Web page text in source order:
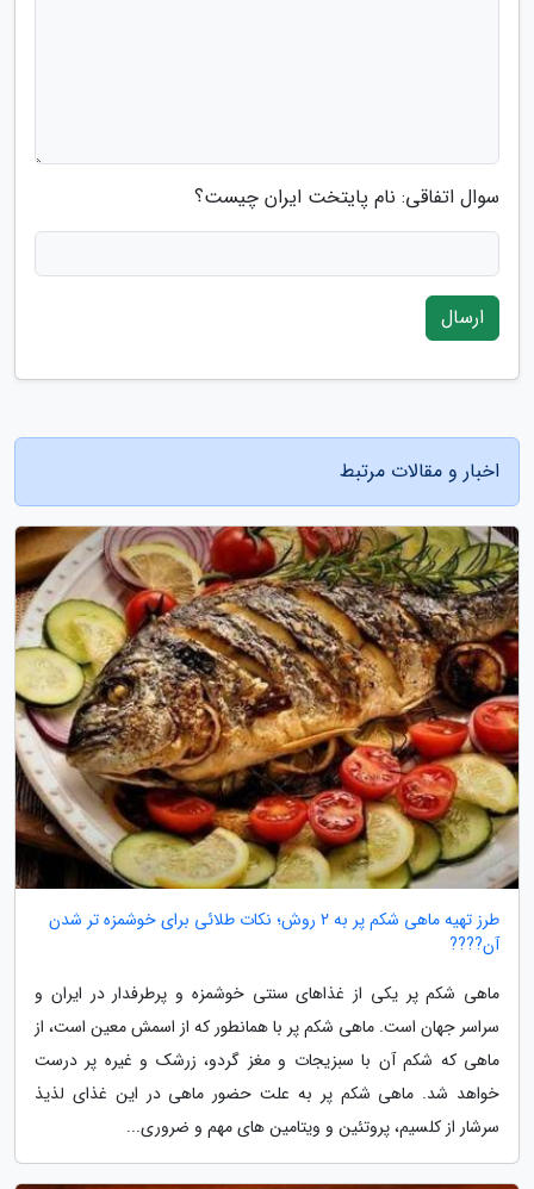
سوال اتفاقی: نام پایتخت ایران چیست؟
ارسال
اخبار و مقالات مرتبط
طرز تهیه ماهی شکم پر به 2 روش؛ نکات طلائی برای خوشمزه تر شدن
آن????
ماهی شکم پر یکی از غذاهای سنتی خوشمزه و پرطرفدار در ایران و
سراسر جهان است. ماهی شکم پر با همانطور که از اسمش معین است، از
ماهی که شکم آن با سبزیجات و مغز گردو، زرشک و غیره پر درست
خواهد شد. ماهی شکم پر به علت حضور ماهی در این غذای لذیذ
سرشار از کلسیم، پروتئین و ویتامین های مهم و ضروری...